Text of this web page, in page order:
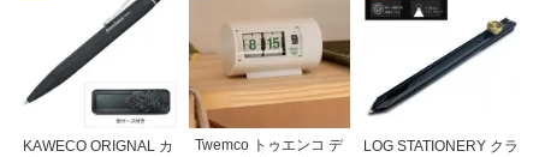
KAWECO ORIGNAL カ
Twemco トゥエンコ デ
LOG STATIONERY クラ